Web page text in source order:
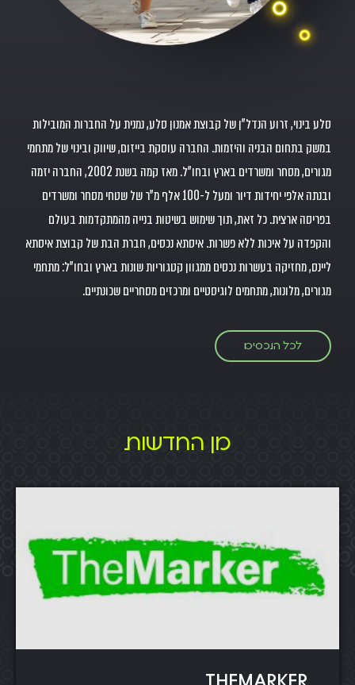
סלע בינוי, זרוע הנדל"ן של קבוצת אמנון סלע, נמנית על החברות המובילות
במשק בתחום הבניה והיזמות. החברה עוסקת בייזום, שיווק ובינוי של מתחמי
מגורים, מסחר ומשרדים בארץ ובחו"ל. מאז קמה בשנת 2002, החברה יזמה
ובנתה אלפי יחידות דיור ומעל ל-100 אלף מ"ר של שטחי מסחר ומשרדים
בפריסה ארצית. כל זאת, תוך שימוש בשיטות בנייה מהמתקדמות בעולם
והקפדה על איכות ללא פשרות. איסתא נכסים, חברת הבת של קבוצת איסתא
ליינס, מחזיקה בעשרות נכסים ממגוון קטגוריות שונות בארץ ובחו"ל: מתחמי
מגורים, מלונות, מתחמים לוגיסטיים ומרכזים מסחריים שכונתיים.
לכל הנכסים
מן החדשות